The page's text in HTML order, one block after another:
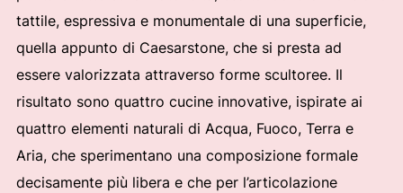
tattile, espressiva e monumentale di una superficie,
quella appunto di Caesarstone, che si presta ad
essere valorizzata attraverso forme scultoree. Il
risultato sono quattro cucine innovative, ispirate ai
quattro elementi naturali di Acqua, Fuoco, Terra e
Aria, che sperimentano una composizione formale
decisamente più libera e che per l’articolazione